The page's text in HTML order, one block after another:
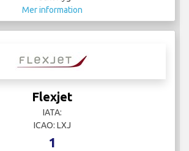
Mer information
Flexjet
IATA:
ICAO: LXJ
1